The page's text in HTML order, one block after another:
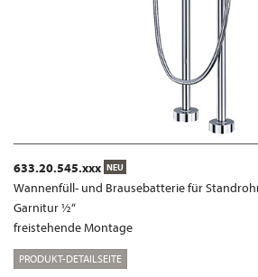
633.20.545.xxx NEU
Wannenfüll- und Brausebatterie für
Garnitur ½“
freistehende Montage
PRODUKT-DETAILSEITE